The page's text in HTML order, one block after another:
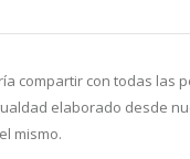
compartir con todas
elaborado desde
mismo.